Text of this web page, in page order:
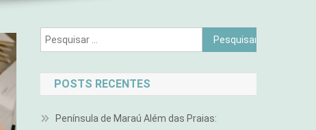
Pesquisar
por:
POSTS RECENTES
Península de Maraú Além das Praias: